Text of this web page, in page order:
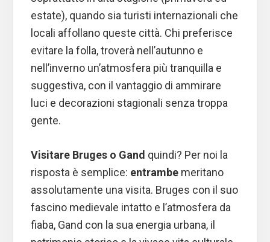
estate), quando sia turisti internazionali che
locali affollano queste città. Chi preferisce
evitare la folla, troverà nell’autunno e
nell’inverno un’atmosfera più tranquilla e
suggestiva, con il vantaggio di ammirare
luci e decorazioni stagionali senza troppa
gente.
Visitare Bruges o Gand quindi? Per noi la
risposta è semplice: entrambemeritano
assolutamente una visita. Bruges con il suo
fascino medievale intatto e l’atmosfera da
fiaba, Gand con la sua energia urbana, il